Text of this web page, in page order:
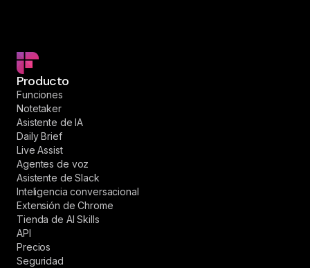
Producto
Funciones
Notetaker
Asistente de IA
Daily Brief
Live Assist
Agentes de voz
Asistente de Slack
Inteligencia conversacional
Extensión de Chrome
Tienda de AI Skills
API
Precios
Seguridad